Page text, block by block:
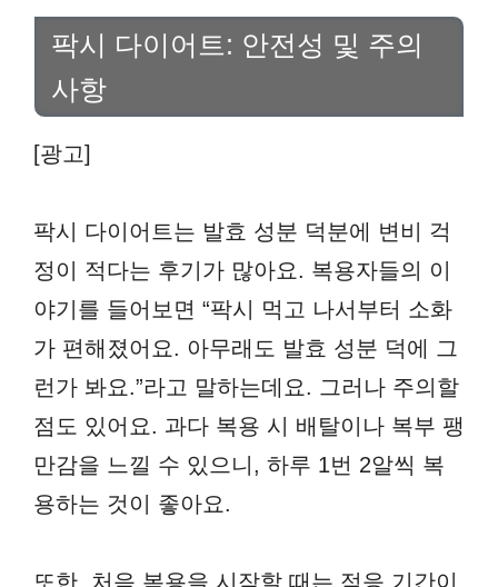
팍시 다이어트: 안전성 및 주의
사항
[광고]
팍시 다이어트는 발효 성분 덕분에 변비 걱
정이 적다는 후기가 많아요. 복용자들의 이
야기를 들어보면 “팍시 먹고 나서부터 소화
가 편해졌어요. 아무래도 발효 성분 덕에 그
런가 봐요.”라고 말하는데요. 그러나 주의할
점도 있어요. 과다 복용 시 배탈이나 복부 팽
만감을 느낄 수 있으니, 하루 1번 2알씩 복
용하는 것이 좋아요.
또한, 처음 복용을 시작할 때는 적응 기간이